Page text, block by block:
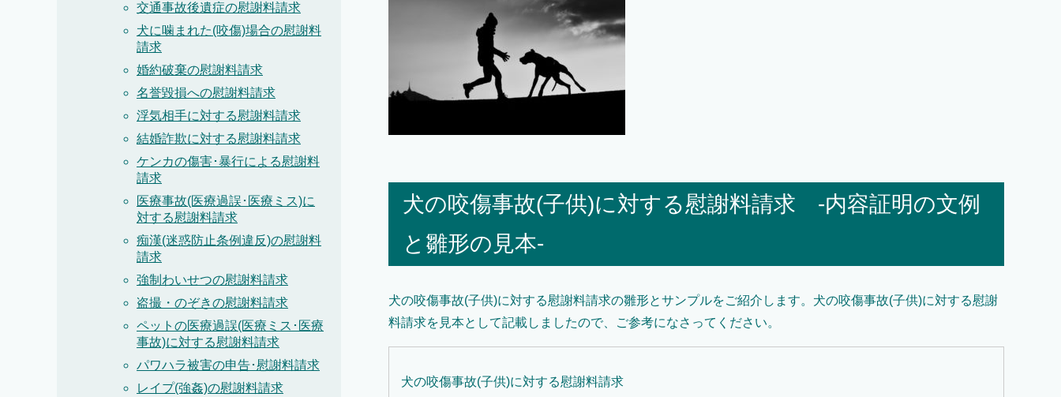
犬の咬傷事故(子供)に対する慰謝料請求 -内容証明の文例
と雛形の見本-
犬の咬傷事故(子供)に対する慰謝料請求の雛形とサンプルをご紹介します。犬の咬傷事故(子供)に対する慰謝
料請求を見本として記載しましたので、ご参考になさってください。
犬の咬傷事故(子供)に対する慰謝料請求
交通事故後遺症の慰謝料請求
犬に噛まれた(咬傷)場合の慰謝料
請求
婚約破棄の慰謝料請求
名誉毀損への慰謝料請求
浮気相手に対する慰謝料請求
結婚詐欺に対する慰謝料請求
ケンカの傷害･暴行による慰謝料
請求
医療事故(医療過誤･医療ミス)に
対する慰謝料請求
痴漢(迷惑防止条例違反)の慰謝料
請求
強制わいせつの慰謝料請求
盗撮・のぞきの慰謝料請求
ペットの医療過誤(医療ミス･医療
事故)に対する慰謝料請求
パワハラ被害の申告･慰謝料請求
レイプ(強姦)の慰謝料請求